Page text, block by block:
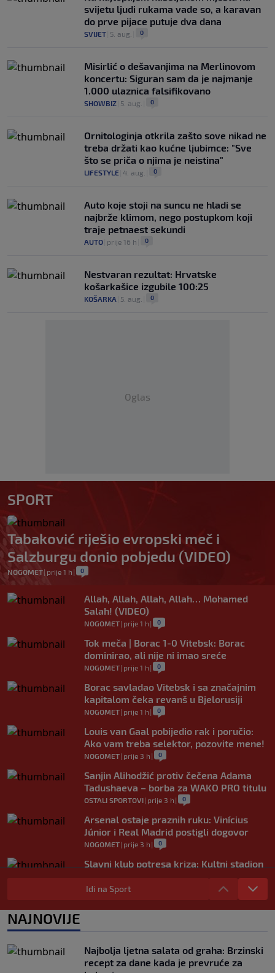
svijetu ljudi rukama vade so, a karavan
do prve pijace putuje dva dana
SVIJET 5. aug. 0
Misirlić o dešavanjima na Merlinovom
koncertu: Siguran sam da je najmanje
1.000 ulaznica falsifikovano
SHOWBIZ 5. aug. 0
Ornitologinja otkrila zašto sove nikad ne
treba držati kao kućne ljubimce: "Sve
što se priča o njima je neistina"
LIFESTYLE 4. aug. 0
Auto koje stoji na suncu ne hladi se
najbrže klimom, nego postupkom koji
traje petnaest sekundi
AUTO prije 16 h 0
Nestvaran rezultat: Hrvatske
košarkašice izgubile 100:25
KOŠARKA 5. aug. 0
Oglas
SPORT
Tabaković riješio evropski meč i
Salzburgu donio pobjedu (VIDEO)
NOGOMET| prije 1 h | 0
Allah, Allah, Allah, Allah… Mohamed
Salah! (VIDEO)
NOGOMET| prije 1 h | 0
Tok meča | Borac 1-0 Vitebsk: Borac
dominirao, ali nije ni imao sreće
NOGOMET| prije 1 h | 0
Borac savladao Vitebsk i sa značajnim
kapitalom čeka revanš u Bjelorusiji
NOGOMET| prije 1 h | 0
Louis van Gaal pobijedio rak i poručio:
Ako vam treba selektor, pozovite mene!
NOGOMET| prije 3 h | 0
Sanjin Alihodžić protiv čečena Adama
Tadushaeva – borba za WAKO PRO titulu
OSTALI SPORTOVI| prije 3 h | 0
Arsenal ostaje praznih ruku: Vinícius
Júnior i Real Madrid postigli dogovor
NOGOMET| prije 3 h | 0
Slavni klub potresa kriza: Kultni stadion
u Italiji bit će prazan na početku sezone,
navijači objavili rat upravi
Idi na Sport
NAJNOVIJE
Najbolja ljetna salata od graha: Brzinski
recept za dane kada je prevruće za